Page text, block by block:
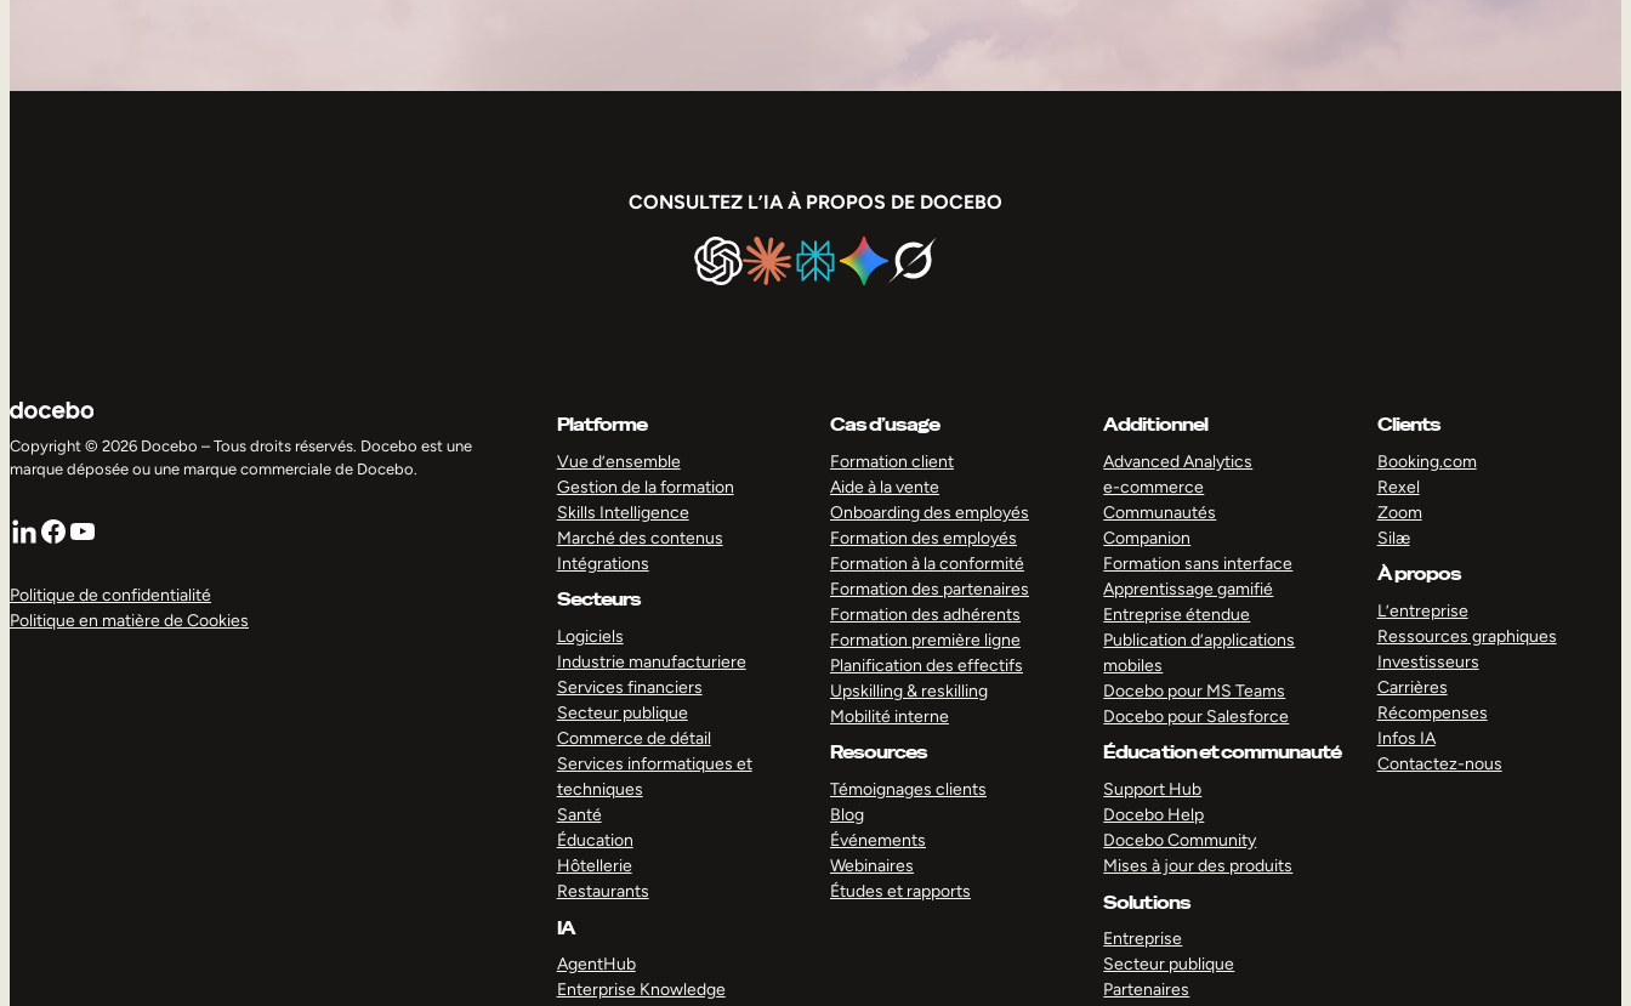
CONSULTEZ L’IA À PROPOS DE DOCEBO
Copyright © 2026 Docebo – Tous droits réservés. Docebo est une
marque déposée ou une marque commerciale de Docebo.
LinkedIn
Facebook
YouTube
Politique de confidentialité
Politique en matière de Cookies
Platforme
Vue d’ensemble
Gestion de la formation
Skills Intelligence
Marché des contenus
Intégrations
Secteurs
Logiciels
Industrie manufacturiere
Services financiers
Secteur publique
Commerce de détail
Services informatiques et
techniques
Santé
Éducation
Hôtellerie
Restaurants
IA
AgentHub
Enterprise Knowledge
Cas d’usage
Formation client
Aide à la vente
Onboarding des employés
Formation des employés
Formation à la conformité
Formation des partenaires
Formation des adhérents
Formation première ligne
Planification des effectifs
Upskilling & reskilling
Mobilité interne
Resources
Témoignages clients
Blog
Événements
Webinaires
Études et rapports
Additionnel
Advanced Analytics
e-commerce
Communautés
Companion
Formation sans interface
Apprentissage gamifié
Entreprise étendue
Publication d’applications
mobiles
Docebo pour MS Teams
Docebo pour Salesforce
Éducation et communauté
Support Hub
Docebo Help
Docebo Community
Mises à jour des produits
Solutions
Entreprise
Secteur publique
Partenaires
Clients
Booking.com
Rexel
Zoom
Silæ
À propos
L’entreprise
Ressources graphiques
Investisseurs
Carrières
Récompenses
Infos IA
Contactez-nous